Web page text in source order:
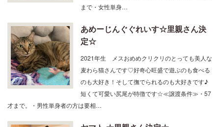
まで・女性単身…
あめーじんぐぐれいす☆里親さん決
定☆
2021年生 メスおめめクリクリのとっても美人な
麦わら猫さんです♡好奇心旺盛で遊ぶのも食べる
のも大好き！そして撫でられるのも大好きです♪
短くて可愛い尻尾が特徴です☆≪譲渡条件≫・57
才まで。・男性単身者の方は要相…